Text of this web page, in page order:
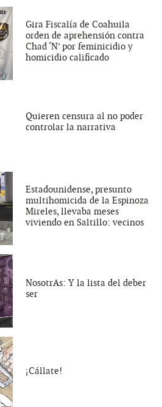
Gira Fiscalía de Coahuila
orden de aprehensión contra
Chad ‘N’ por feminicidio y
homicidio calificado
Quieren censura al no poder
controlar la narrativa
Estadounidense, presunto
multihomicida de la Espinoza
Mireles, llevaba meses
viviendo en Saltillo: vecinos
NosotrAs: Y la lista del deber
ser
¡Cállate!